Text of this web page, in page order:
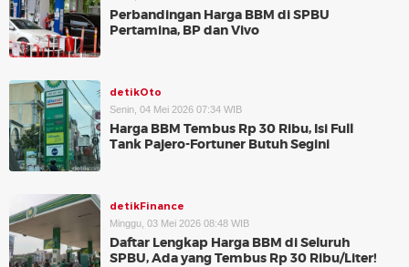
Perbandingan Harga BBM di SPBU
Pertamina, BP dan Vivo
detikOto
Senin, 04 Mei 2026 07:34 WIB
Harga BBM Tembus Rp 30 Ribu, Isi Full
Tank Pajero-Fortuner Butuh Segini
detikFinance
Minggu, 03 Mei 2026 08:48 WIB
Daftar Lengkap Harga BBM di Seluruh
SPBU, Ada yang Tembus Rp 30 Ribu/Liter!